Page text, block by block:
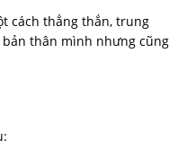
cách thẳng thắn, trung
thân mình nhưng cũng